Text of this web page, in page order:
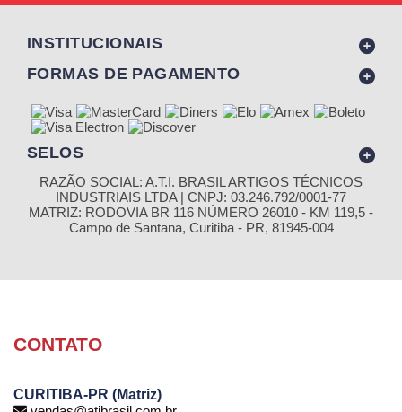
INSTITUCIONAIS
FORMAS DE PAGAMENTO
SELOS
RAZÃO SOCIAL: A.T.I. BRASIL ARTIGOS TÉCNICOS
INDUSTRIAIS LTDA | CNPJ: 03.246.792/0001-77
MATRIZ: RODOVIA BR 116 NÚMERO 26010 - KM 119,5 -
Campo de Santana, Curitiba - PR, 81945-004
CONTATO
CURITIBA-PR (Matriz)